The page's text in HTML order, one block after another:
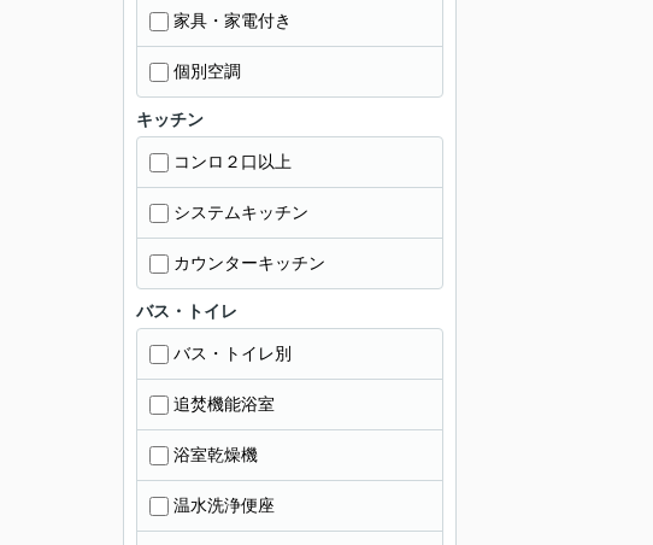
家具・家電付き
個別空調
キッチン
コンロ２口以上
システムキッチン
カウンターキッチン
バス・トイレ
バス・トイレ別
追焚機能浴室
浴室乾燥機
温水洗浄便座